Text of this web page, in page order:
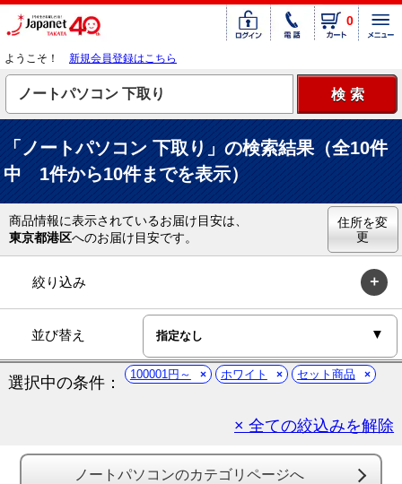
0
ようこそ！ 新規会員登録はこちら
「ノートパソコン 下取り」の検索結果（全10件
中 1件から10件までを表示）
商品情報に表示されているお届け目安は、
東京都港区へのお届け目安です。
住所を変
更
絞り込み
並び替え
選択中の条件： 100001円～ ホワイト セット商品
× 全ての絞込みを解除
ノートパソコンのカテゴリページへ